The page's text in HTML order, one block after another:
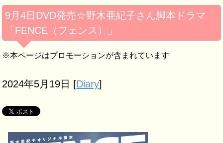
9月4日DVD発売☆野木亜紀子さん脚本ドラマ
「FENCE（フェンス）」
※本ページはプロモーションが含まれています
2024年5月19日 [Diary]